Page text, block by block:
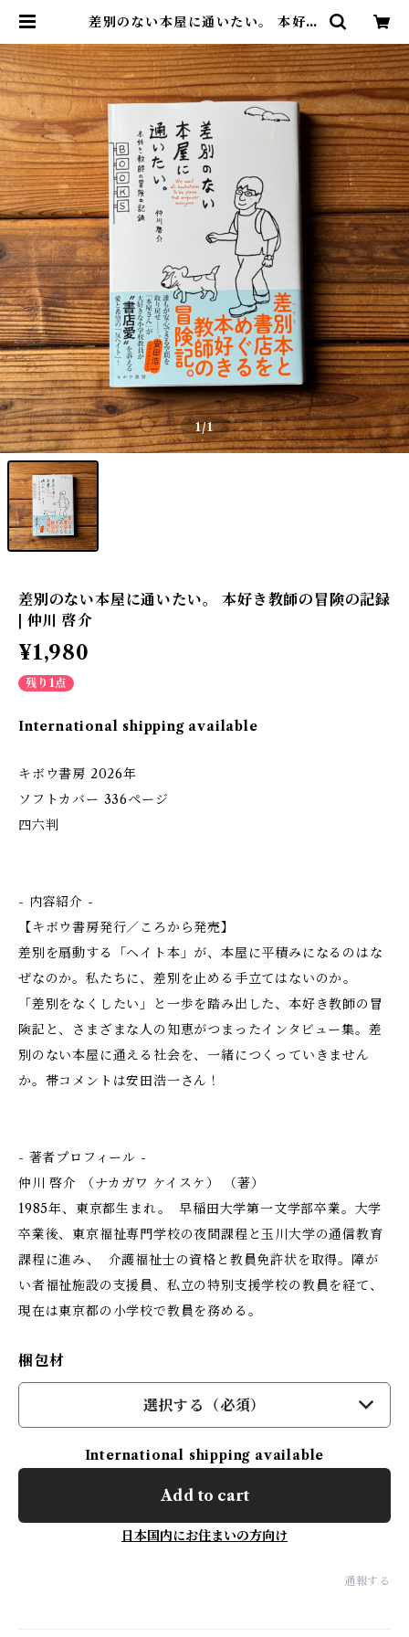
差別のない本屋に通いたい。 本好き
市九鬼町 漁村の本屋 トンガ坂文庫
1/1
差別のない本屋に通いたい。 本好き教師の冒険の記録
| 仲川 啓介
¥1,980
残り1点
International shipping available
キボウ書房 2026年
ソフトカバー 336ページ
四六判
- 内容紹介 -
【キボウ書房発行／ころから発売】
差別を扇動する「ヘイト本」が、本屋に平積みになるのはな
ぜなのか。私たちに、差別を止める手立てはないのか――。
「差別をなくしたい」と一歩を踏み出した、本好き教師の冒
険記と、さまざまな人の知恵がつまったインタビュー集。差
別のない本屋に通える社会を、一緒につくっていきません
か。帯コメントは安田浩一さん！
- 著者プロフィール -
仲川 啓介 （ナカガワ ケイスケ） （著）
1985年、東京都生まれ。 早稲田大学第一文学部卒業。大学
卒業後、東京福祉専門学校の夜間課程と玉川大学の通信教育
課程に進み、 介護福祉士の資格と教員免許状を取得。障が
い者福祉施設の支援員、私立の特別支援学校の教員を経て、
現在は東京都の小学校で教員を務める。
梱包材
選択する（必須）
International shipping available
Add to cart
日本国内にお住まいの方向け
通報する